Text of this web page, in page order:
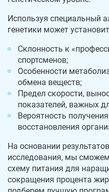
Используя специальный
генетики может
Склонность к
спортсменов;
Особенности
обмена веществ;
Предел скорости,
показателей, важных
Вероятность
восстановления
На основании
исследования, мы
схему питания для
сокращения процента